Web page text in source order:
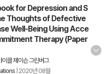
for Depression and S
Thoughts of Defective
Well-Being Using Acce
Therapy (Paper
이클 제이슨 그린버그
2020년 08월